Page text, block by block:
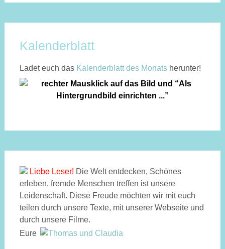
Kalenderblatt
Ladet euch das Kalen­der­blatt des Monatsherunter!
Liebe Leser! Die Welt entdecken, Schönes
erleben, fremde Menschen treffen ist unsere
Leidenschaft. Diese Freude möchten wir mit euch
teilen durch unsere Texte, mit unserer Webseite und
durch unsere Filme.
Eure